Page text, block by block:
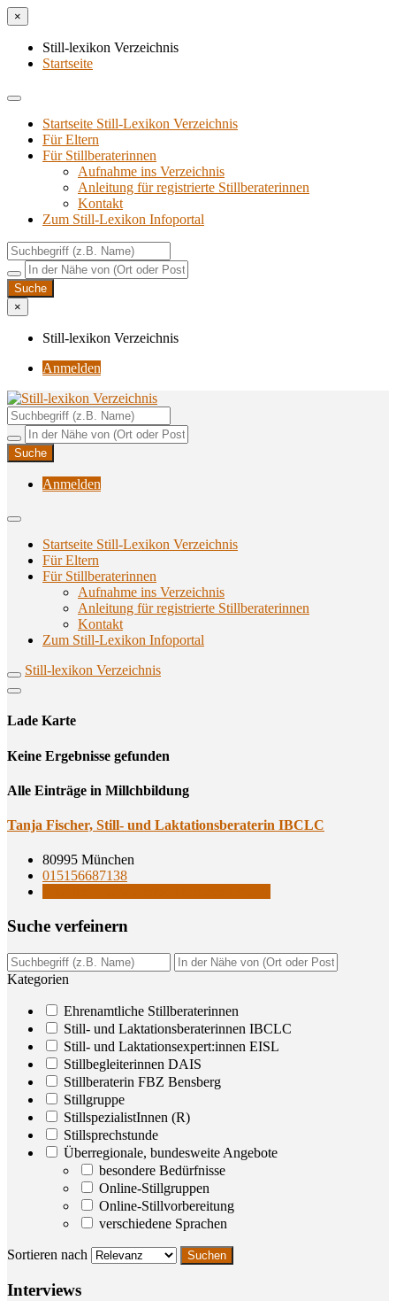
×
Still-lexikon Verzeichnis
Startseite
Startseite Still-Lexikon Verzeichnis
Für Eltern
Für Stillberaterinnen
Aufnahme ins Verzeichnis
Anlei­tung für regis­trier­te Stillberaterinnen
Kon­takt
Zum Still-Lexikon Infoportal
×
Still-lexikon Verzeichnis
Anmelden
Still-lexikon Verzeichnis
Unterstützungsangebote rund ums Stillen
Anmelden
Startseite Still-Lexikon Verzeichnis
Für Eltern
Für Stillberaterinnen
Aufnahme ins Verzeichnis
Anlei­tung für regis­trier­te Stillberaterinnen
Kon­takt
Zum Still-Lexikon Infoportal
Still-lexikon Verzeichnis
Lade Karte
Кeine Ergebnisse gefunden
Alle Einträge in Millchbildung
Tan­ja Fischer, Still- und Lak­ta­ti­ons­be­ra­te­rin IBCLC
80995 München
015156687138
Suche ver­fei­nern
Kategorien
Ehrenamtliche Stillberaterinnen
Still- und Laktationsberaterinnen IBCLC
Still- und Laktationsexpert:innen EISL
Stillbegleiterinnen DAIS
Stillberaterin FBZ Bensberg
Stillgruppe
StillspezialistInnen (R)
Stillsprechstunde
Überregionale, bundesweite Angebote
besondere Bedürfnisse
Online-Stillgruppen
Online-Stillvorbereitung
verschiedene Sprachen
Sortieren nach
Inter­views